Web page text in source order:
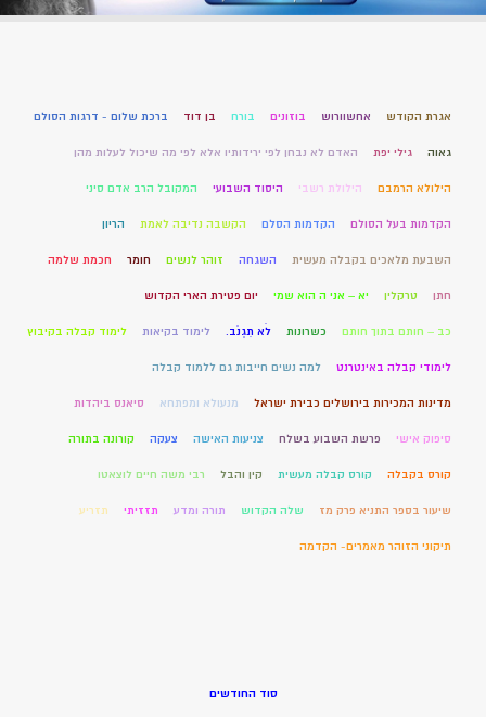
אגרת הקודש אחשוורוש בוזונים בורח בן דוד ברכת שלום - דרגות הסולם
גאוה גילי יפת האדם לא נבחן לפי ירידותיו אלא לפי מה שיכול לעלות מהן
הילולא הרמבם הילולת רשבי היסוד השבועי המקובל הרב אדם סיני
הקדמות בעל הסולם הקדמות הסלם הקשבה נדיבה לאמת הריון
השבעת מלאכים בקבלה מעשית השגחה זוהר לנשים חומר חכמת שלמה
חתן טרקלין יא – אני ה הוא שמי יום פטירת הארי הקדוש
כב – חותם בתוך חותם כשרונות לֹא תִגְנֹב. לימוד בקיאות לימוד קבלה בקיבוץ
לימודי קבלה באינטרנט למה נשים חייבות גם ללמוד קבלה
מדינות המכירות בירושלים כבירת ישראל מנעולא ומפתחא סיאנס ביהדות
סיפוק אישי פרשת השבוע בשלח צניעות האישה צעקה קורונה בתורה
קורס בקבלה קורס קבלה מעשית קין והבל רבי משה חיים לוצאטו
שיעור בספר התניא פרק מז שלה הקדוש תורה ומדע תזזיתי תזריע
תיקוני הזוהר מאמרים- הקדמה
סוד החודשים